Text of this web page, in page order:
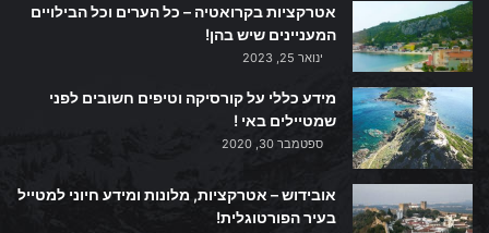
אטרקציות בקרואטיה – כל הערים וכל הבילויים
המעניינים שיש בהן!
ינואר 25, 2023
מידע כללי על קורסיקה וטיפים חשובים לפני
שמטיילים באי !
ספטמבר 30, 2020
אובידוש – אטרקציות, מלונות ומידע חיוני למטייל
בעיר הפורטוגלית!